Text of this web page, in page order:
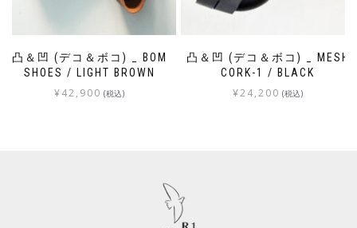
凸＆凹 (デコ＆ボコ) _ BOM
SHOES / LIGHT BROWN
¥42,900 (税込)
凸＆凹 (デコ＆ボコ) _ MESH
CORK-1 / BLACK
¥24,200 (税込)